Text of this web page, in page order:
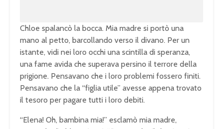
Chloe spalancò la bocca. Mia madre si portò una
mano al petto, barcollando verso il divano. Per un
istante, vidi nei loro occhi una scintilla di speranza,
una fame avida che superava persino il terrore della
prigione. Pensavano che i loro problemi fossero finiti.
Pensavano che la “figlia utile” avesse appena trovato
il tesoro per pagare tutti i loro debiti.
“Elena! Oh, bambina mia!” esclamò mia madre,